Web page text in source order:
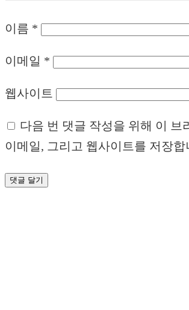
이름 *
이메일 *
웹사이트
다음 번 댓글 작성을 위해 이 브
이메일, 그리고 웹사이트를 저장합